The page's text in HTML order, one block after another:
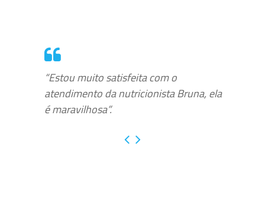
“Estou muito satisfeita com o
atendimento da nutricionista Bruna, ela
é maravilhosa”.